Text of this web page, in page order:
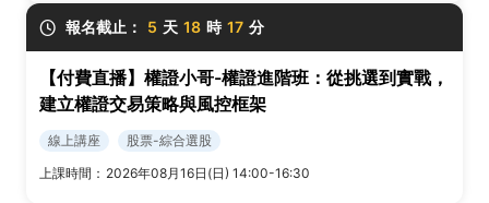
報名截止： 5 天 18 時 17 分
【付費直播】權證小哥-權證進階班：從挑選到實戰，
建立權證交易策略與風控框架
線上講座
股票-綜合選股
上課時間： 2026年08月16日(日) 14:00-16:30